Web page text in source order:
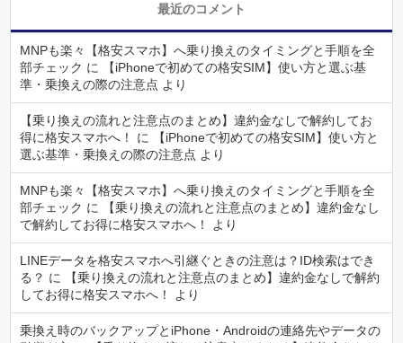
最近のコメント
MNPも楽々【格安スマホ】へ乗り換えのタイミングと手順を全
部チェック に
【iPhoneで初めての格安SIM】使い方と選ぶ基
準・乗換えの際の注意点 より
【乗り換えの流れと注意点のまとめ】違約金なしで解約してお
得に格安スマホへ！
に
【iPhoneで初めての格安SIM】使い方と
選ぶ基準・乗換えの際の注意点 より
MNPも楽々【格安スマホ】へ乗り換えのタイミングと手順を全
部チェック に
【乗り換えの流れと注意点のまとめ】違約金なし
で解約してお得に格安スマホへ！
より
LINEデータを格安スマホへ引継ぐときの注意は？ID検索はでき
る？ に
【乗り換えの流れと注意点のまとめ】違約金なしで解約
してお得に格安スマホへ！
より
乗換え時のバックアップとiPhone・Androidの連絡先やデータの